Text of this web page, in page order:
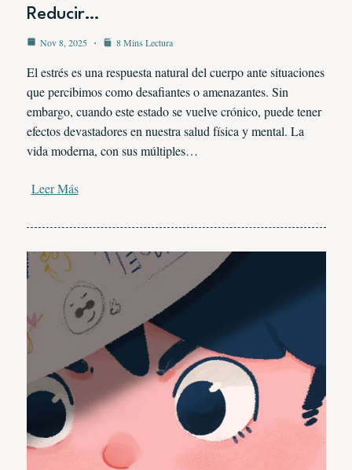
Reducir…
Nov 8, 2025 8 Mins Lectura
El estrés es una respuesta natural del cuerpo ante situaciones
que percibimos como desafiantes o amenazantes. Sin
embargo, cuando este estado se vuelve crónico, puede tener
efectos devastadores en nuestra salud física y mental. La
vida moderna, con sus múltiples…
Leer Más